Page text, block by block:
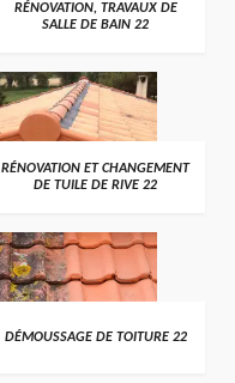
RÉNOVATION, TRAVAUX DE
SALLE DE BAIN 22
RÉNOVATION ET CHANGEMENT
DE TUILE DE RIVE 22
DÉMOUSSAGE DE TOITURE 22